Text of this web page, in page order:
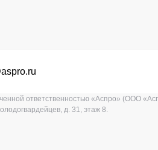
ответственностью «Аспро» (ООО
д. 31, этаж 8.